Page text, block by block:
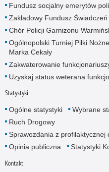
Fundusz socjalny emerytów
Zakładowy Fundusz
Chór Policji Garnizonu
Ogólnopolski Turniej Piłki
Marka Cekały
Zakwaterowanie
Uzyskaj status weterana
Statystyki
Ogólne statystyki Wybrane
Ruch Drogowy
Sprawozdania z profilaktycznej
Opinia publiczna
Statystyki
Kontakt